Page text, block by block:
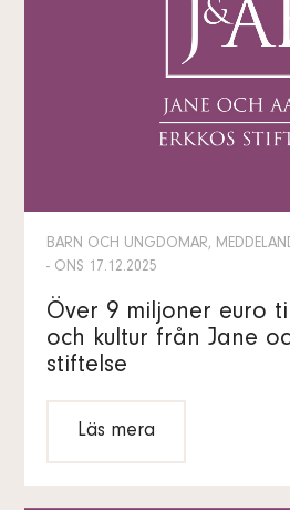
BARN OCH UNGDOMAR,
- ONS 17.12.2025
Över 9 miljoner euro
och kultur från Jane
stiftelse
Läs mera